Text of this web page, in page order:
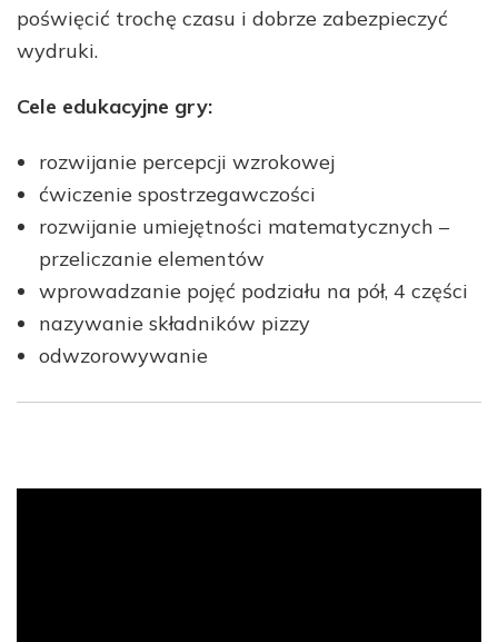
poświęcić trochę czasu i dobrze zabezpieczyć
wydruki.
Cele edukacyjne gry:
rozwijanie percepcji wzrokowej
ćwiczenie spostrzegawczości
rozwijanie umiejętności matematycznych –
przeliczanie elementów
wprowadzanie pojęć podziału na pół, 4 części
nazywanie składników pizzy
odwzorowywanie